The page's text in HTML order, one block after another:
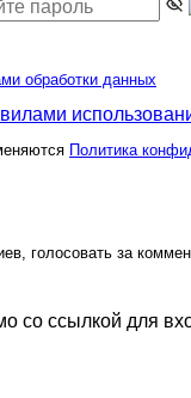
обработки данных
Политика
голосовать за
со ссылкой для